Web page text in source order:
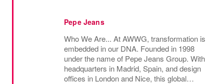
Pepe Jeans
Who We Are... At AWWG, transformation is
embedded in our DNA. Founded in 1998
under the name of Pepe Jeans Group. With
headquarters in Madrid, Spain, and design
offices in London and Nice, this global